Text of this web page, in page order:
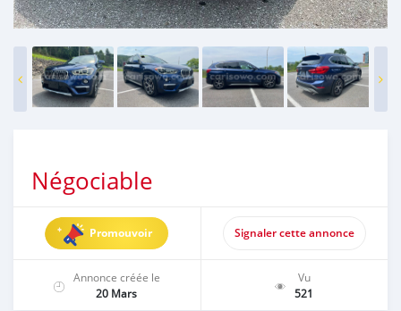
Négociable
Promouvoir Signaler cette annonce
Annonce créée le
20 Mars
Vu
521